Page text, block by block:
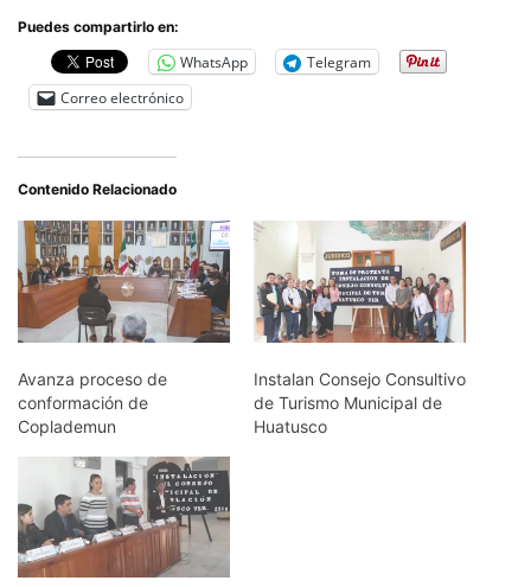
Puedes compartirlo en:
WhatsApp
Telegram
Correo electrónico
Contenido Relacionado
Avanza proceso de
conformación de
Coplademun
Instalan Consejo Consultivo
de Turismo Municipal de
Huatusco